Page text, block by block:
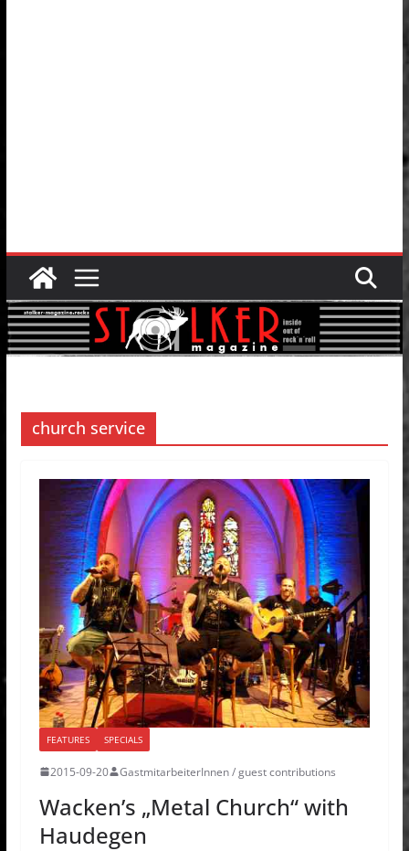
church service
FEATURES SPECIALS
2015-09-20 GastmitarbeiterInnen / guest contributions
Wacken’s „Metal Church“ with
Haudegen